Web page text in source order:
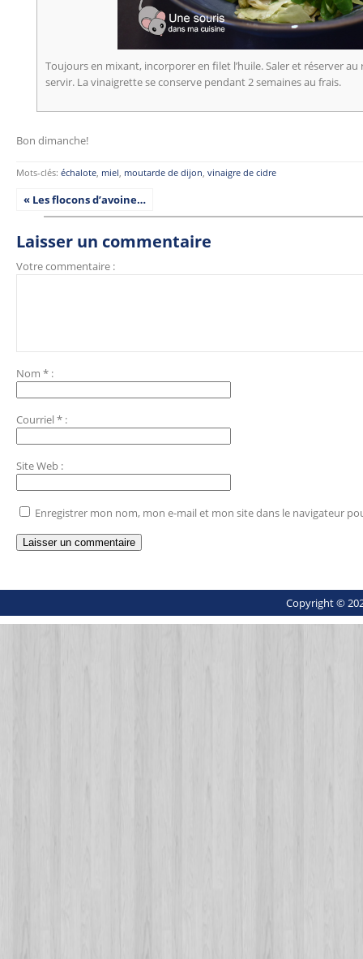
Toujours en mixant, incorporer en filet l’huile. Saler et réserver
servir. La vinaigrette se conserve pendant 2 semaines au frais.
Bon dimanche!
Mots-clés: échalote, miel, moutarde de dijon, vinaigre de cidre
« Les flocons d’avoine…
Laisser un commentaire
Votre commentaire :
Nom * :
Courriel * :
Site Web :
Enregistrer mon nom, mon e-mail et mon site dans le navigateur
Copyright ©